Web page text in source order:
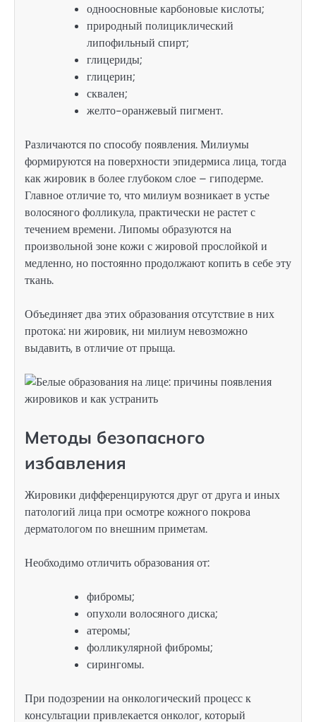
одноосновные карбоновые кислоты;
природный полициклический
липофильный спирт;
глицериды;
глицерин;
сквален;
желто-оранжевый пигмент.
Различаются по способу появления. Милиумы
формируются на поверхности эпидермиса лица, тогда
как жировик в более глубоком слое – гиподерме.
Главное отличие то, что милиум возникает в устье
волосяного фолликула, практически не растет с
течением времени. Липомы образуются на
произвольной зоне кожи с жировой прослойкой и
медленно, но постоянно продолжают копить в себе эту
ткань.
Объединяет два этих образования отсутствие в них
протока: ни жировик, ни милиум невозможно
выдавить, в отличие от прыща.
Методы безопасного
избавления
Жировики дифференцируются друг от друга и иных
патологий лица при осмотре кожного покрова
дерматологом по внешним приметам.
Необходимо отличить образования от:
фибромы;
опухоли волосяного диска;
атеромы;
фолликулярной фибромы;
сирингомы.
При подозрении на онкологический процесс к
консультации привлекается онколог, который